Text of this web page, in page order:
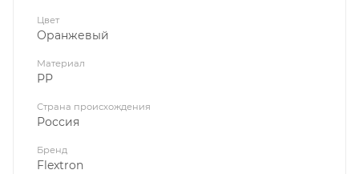
Цвет
Оранжевый
Материал
РР
Страна происхождения
Россия
Бренд
Flextron